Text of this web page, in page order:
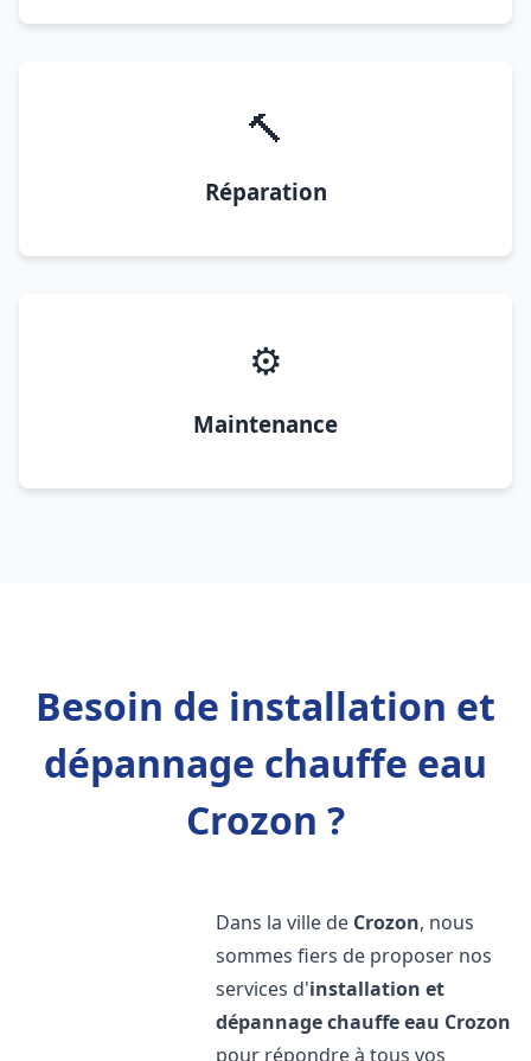
🔨
Réparation
⚙️
Maintenance
Besoin de installation et
dépannage chauffe eau
Crozon ?
Dans la ville de Crozon, nous
sommes fiers de proposer nos
services d'installation et
dépannage chauffe eau Crozon
pour répondre à tous vos